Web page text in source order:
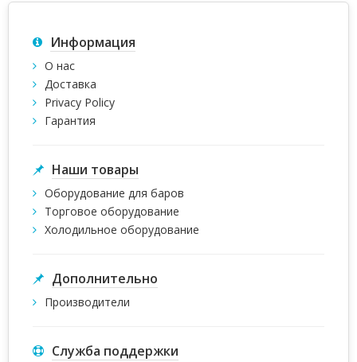
Информация
О нас
Доставка
Privacy Policy
Гарантия
Наши товары
Оборудование для баров
Торговое оборудование
Холодильное оборудование
Дополнительно
Производители
Служба поддержки